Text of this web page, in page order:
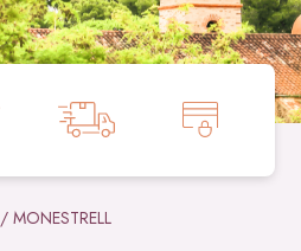
/ MONESTRELL